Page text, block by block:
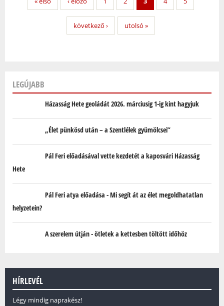
következő › utolsó »
LEGÚJABB
Házasság Hete geoládát 2026. márciusig 1-ig kint hagyjuk
„Élet pünkösd után – a Szentlélek gyümölcsei”
Pál Feri előadásával vette kezdetét a kaposvári Házasság
Hete
Pál Feri atya előadása - Mi segít át az élet megoldhatatlan
helyzetein?
A szerelem útján - ötletek a kettesben töltött időhöz
HÍRLEVÉL
Légy mindig naprakész!